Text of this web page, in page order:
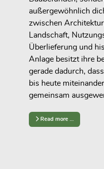
außergewöhnlich
zwischen
Landschaft,
Überlieferung und
Anlage besitzt ihre
gerade dadurch,
bis heute
gemeinsam
Read more …